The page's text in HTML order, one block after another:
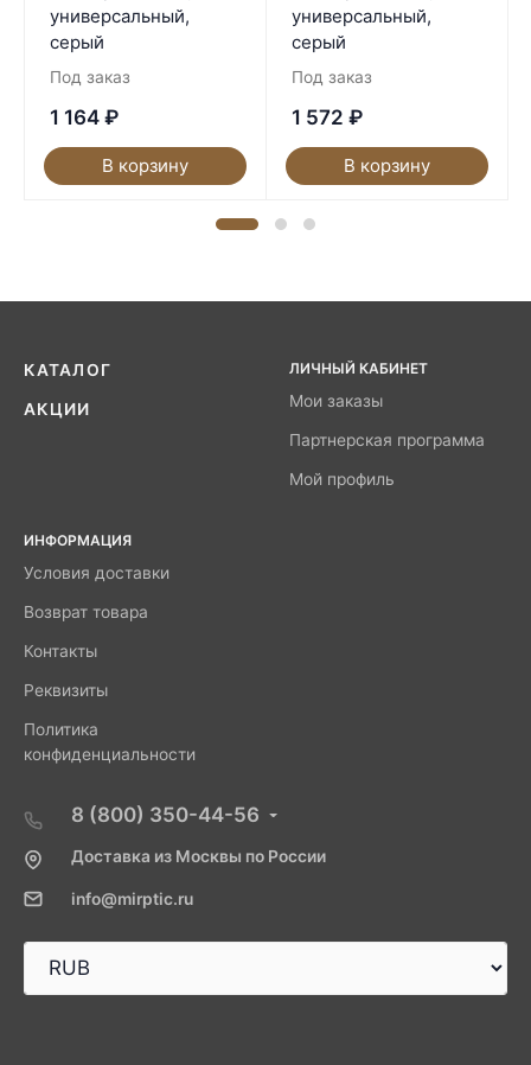
универсальный,
серый
Под заказ
1 164 ₽
В корзину
универсальный,
серый
Под заказ
1 572 ₽
В корзину
КАТАЛОГ
АКЦИИ
ЛИЧНЫЙ КАБИНЕТ
Мои заказы
Партнерская программа
Мой профиль
ИНФОРМАЦИЯ
Условия доставки
Возврат товара
Контакты
Реквизиты
Политика
конфиденциальности
8 (800) 350-44-56
Доставка из Москвы по России
info@mirptic.ru